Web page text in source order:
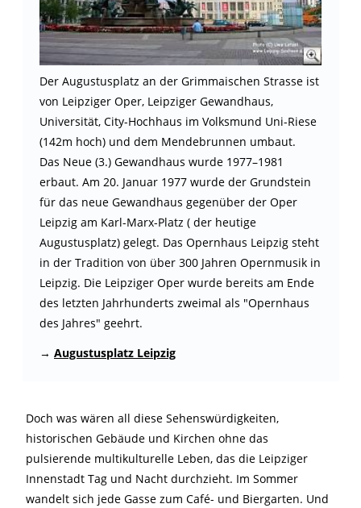
Der Augustusplatz an der Grimmaischen Strasse ist
von Leipziger Oper, Leipziger Gewandhaus,
Universität, City-Hochhaus im Volksmund Uni-Riese
(142m hoch) und dem Mendebrunnen umbaut.
Das Neue (3.) Gewandhaus wurde 1977–1981
erbaut. Am 20. Januar 1977 wurde der Grundstein
für das neue Gewandhaus gegenüber der Oper
Leipzig am Karl-Marx-Platz ( der heutige
Augustusplatz) gelegt. Das Opernhaus Leipzig steht
in der Tradition von über 300 Jahren Opernmusik in
Leipzig. Die Leipziger Oper wurde bereits am Ende
des letzten Jahrhunderts zweimal als "Opernhaus
des Jahres" geehrt.
→ Augustusplatz Leipzig
Doch was wären all diese Sehenswürdigkeiten,
historischen Gebäude und Kirchen ohne das
pulsierende multikulturelle Leben, das die Leipziger
Innenstadt Tag und Nacht durchzieht. Im Sommer
wandelt sich jede Gasse zum Café- und Biergarten. Und